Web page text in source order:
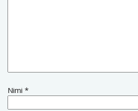
Nimi *